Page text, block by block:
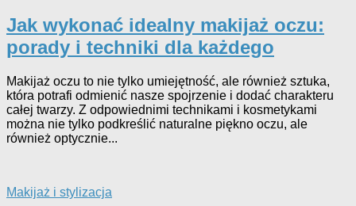
Jak wykonać idealny makijaż oczu:
porady i techniki dla każdego
Makijaż oczu to nie tylko umiejętność, ale również sztuka,
która potrafi odmienić nasze spojrzenie i dodać charakteru
całej twarzy. Z odpowiednimi technikami i kosmetykami
można nie tylko podkreślić naturalne piękno oczu, ale
również optycznie...
Makijaż i stylizacja